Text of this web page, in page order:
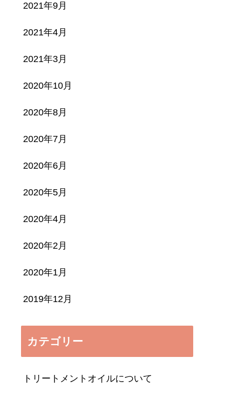
2021年9月
2021年4月
2021年3月
2020年10月
2020年8月
2020年7月
2020年6月
2020年5月
2020年4月
2020年2月
2020年1月
2019年12月
カテゴリー
トリートメントオイルについて